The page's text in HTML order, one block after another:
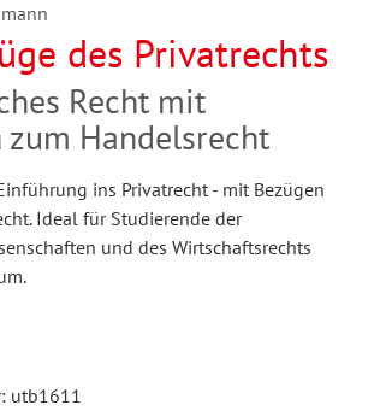
des Privatrechts
Recht mit
zum Handelsrecht
ins Privatrecht - mit Bezügen
Ideal für Studierende der
und des Wirtschaftsrechts
utb1611